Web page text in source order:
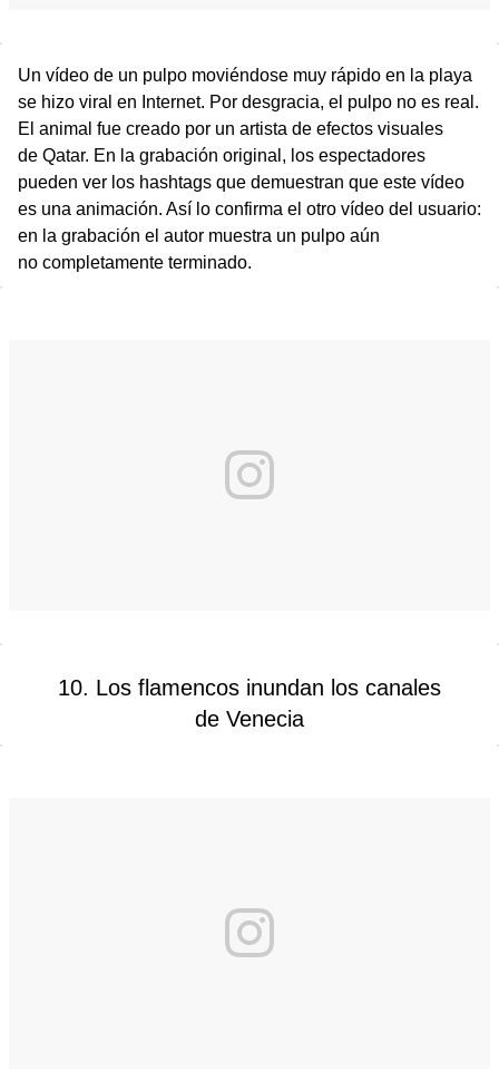
Un vídeo de un pulpo moviéndose muy rápido en la playa
se hizo viral en Internet. Por desgracia, el pulpo no es real.
El animal fue creado por un artista de efectos visuales
de Qatar. En la grabación original, los espectadores
pueden ver los hashtags que demuestran que este vídeo
es una animación. Así lo confirma el otro vídeo del usuario:
en la grabación el autor muestra un pulpo aún
no completamente terminado.
10. Los flamencos inundan los canales
de Venecia